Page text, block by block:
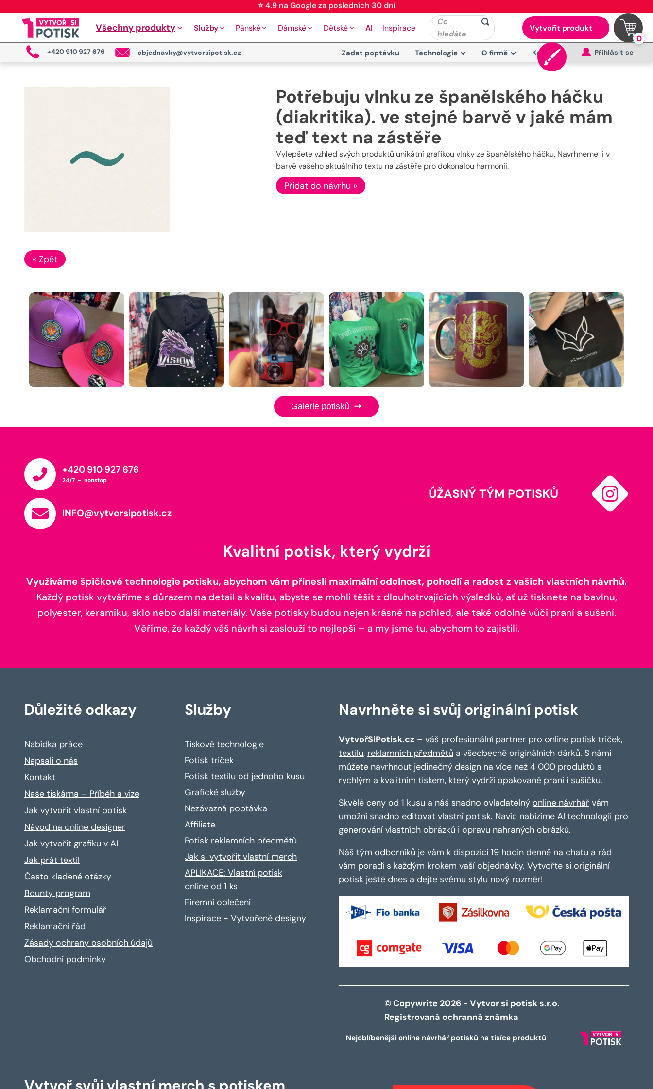
⭐ 4.9 na Google za posledních 30 dní
Všechny produkty Služby Pánské Dámské Dětské AI Inspirace
Co
hledáte
Vytvořit produkt
0
+420 910 927 676 objednavky@vytvorsipotisk.cz Zadat poptávku Technologie O firmě Kontakt Přihlásit se
Potřebuju vlnku ze španělského háčku
(diakritika). ve stejné barvě v jaké mám
teď text na zástěře
Vylepšete vzhled svých produktů unikátní grafikou vlnky ze španělského háčku. Navrhneme ji v
barvě vašeho aktuálního textu na zástěře pro dokonalou harmonii.
Přidat do návrhu »
« Zpět
Galerie potisků
+420 910 927 676
24/7 - nonstop
INFO@vytvorsipotisk.cz
ÚŽASNÝ TÝM POTISKŮ
Kvalitní potisk, který vydrží
Využíváme špičkové technologie potisku, abychom vám přinesli maximální odolnost, pohodlí a radost z vašich vlastních návrhů.
Každý potisk vytváříme s důrazem na detail a kvalitu, abyste se mohli těšit z dlouhotrvajících výsledků, ať už tisknete na bavlnu,
polyester, keramiku, sklo nebo další materiály. Vaše potisky budou nejen krásné na pohled, ale také odolné vůči praní a sušení.
Věříme, že každý váš návrh si zaslouží to nejlepší – a my jsme tu, abychom to zajistili.
Důležité odkazy
Nabídka práce
Napsali o nás
Kontakt
Naše tiskárna – Příběh a vize
Jak vytvořit vlastní potisk
Návod na online designer
Jak vytvořit grafiku v AI
Jak prát textil
Často kladené otázky
Bounty program
Reklamační formulář
Reklamační řád
Zásady ochrany osobních údajů
Obchodní podmínky
Služby
Tiskové technologie
Potisk triček
Potisk textilu od jednoho kusu
Grafické služby
Nezávazná poptávka
Affiliate
Potisk reklamních předmětů
Jak si vytvořit vlastní merch
APLIKACE: Vlastní potisk
online od 1 ks
Firemní oblečení
Inspirace - Vytvořené designy
Navrhněte si svůj originální potisk
VytvořSiPotisk.cz – váš profesionální partner pro online potisk triček,
textilu, reklamních předmětů a všeobecně originálních dárků. S námi
můžete navrhnout jedinečný design na více než 4 000 produktů s
rychlým a kvalitním tiskem, který vydrží opakované praní i sušičku.
Skvělé ceny od 1 kusu a náš snadno ovladatelný online návrhář vám
umožní snadno editovat vlastní potisk. Navíc nabízíme AI technologii pro
generování vlastních obrázků i opravu nahraných obrázků.
Náš tým odborníků je vám k dispozici 19 hodin denně na chatu a rád
vám poradí s každým krokem vaší objednávky. Vytvořte si originální
potisk ještě dnes a dejte svému stylu nový rozměr!
© Copywrite 2026 - Vytvor si potisk s.r.o.
Registrovaná ochranná známka
Nejoblíbenější online návrhář potisků na tisíce produktů